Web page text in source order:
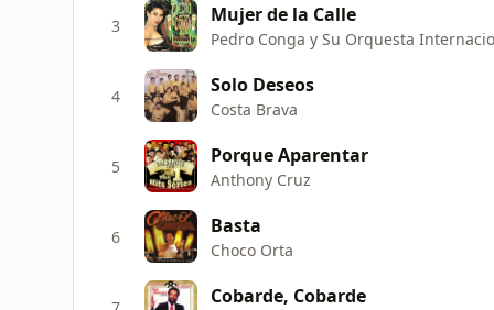
3 Mujer de la Calle
Pedro Conga y Su Orquesta
4 Solo Deseos
Costa Brava
5 Porque Aparentar
Anthony Cruz
6 Basta
Choco Orta
Cobarde, Cobarde